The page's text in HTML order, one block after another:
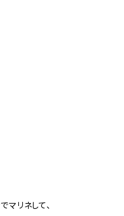
マリネして、